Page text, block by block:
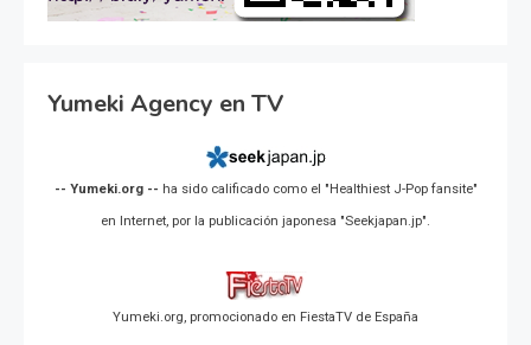
Yumeki Agency en TV
-- Yumeki.org -- ha sido calificado como el "Healthiest J-Pop fansite"
en Internet, por la publicación japonesa "Seekjapan.jp".
Yumeki.org, promocionado en FiestaTV de España